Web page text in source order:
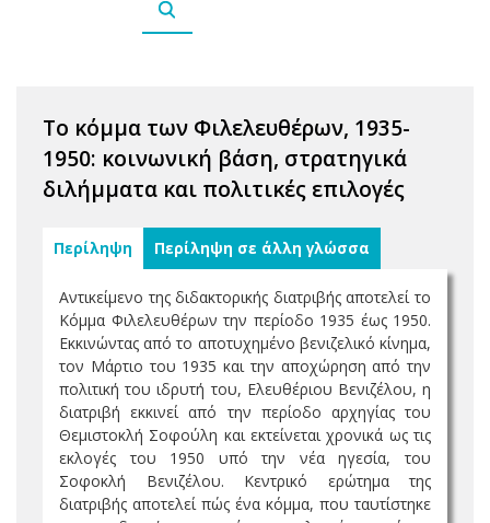
Το κόμμα των Φιλελευθέρων, 1935-
1950: κοινωνική βάση, στρατηγικά
διλήμματα και πολιτικές επιλογές
Περίληψη Περίληψη σε άλλη γλώσσα
Αντικείμενο της διδακτορικής διατριβής αποτελεί το
Κόμμα Φιλελευθέρων την περίοδο 1935 έως 1950.
Εκκινώντας από το αποτυχημένο βενιζελικό κίνημα,
τον Μάρτιο του 1935 και την αποχώρηση από την
πολιτική του ιδρυτή του, Ελευθέριου Βενιζέλου, η
διατριβή εκκινεί από την περίοδο αρχηγίας του
Θεμιστοκλή Σοφούλη και εκτείνεται χρονικά ως τις
εκλογές του 1950 υπό την νέα ηγεσία, του
Σοφοκλή Βενιζέλου. Κεντρικό ερώτημα της
διατριβής αποτελεί πώς ένα κόμμα, που ταυτίστηκε